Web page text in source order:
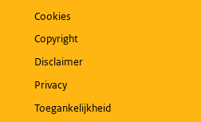
Cookies
Copyright
Disclaimer
Privacy
Toegankelijkheid